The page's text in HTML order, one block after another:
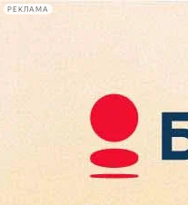
РЕКЛАМА
Сегодня:
2026.08.08
11:34
Афиша Plus